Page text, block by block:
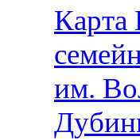
Карта
им.